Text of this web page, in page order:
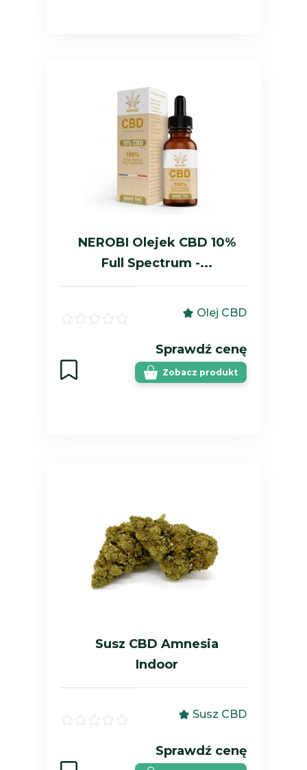
NEROBI Olejek CBD 10%
Full Spectrum -...
Olej CBD
Sprawdź cenę
Zobacz produkt
Susz CBD Amnesia
Indoor
Susz CBD
Sprawdź cenę